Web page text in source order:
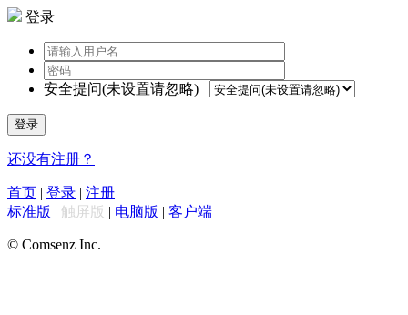
登录
安全提问(未设置请忽略)
登录
还没有注册？
首页 | 登录 | 注册
标准版 | 触屏版 | 电脑版 | 客户端
© Comsenz Inc.